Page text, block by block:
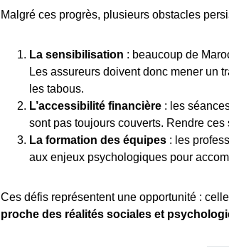
Malgré ces progrès, plusieurs obstacles
La sensibilisation : beaucoup de
Les assureurs doivent donc mener un
les tabous.
L’accessibilité financière : les
sont pas toujours couverts. Rendre
La formation des équipes : les
aux enjeux psychologiques pour
Ces défis représentent une opportunité :
proche des réalités sociales et